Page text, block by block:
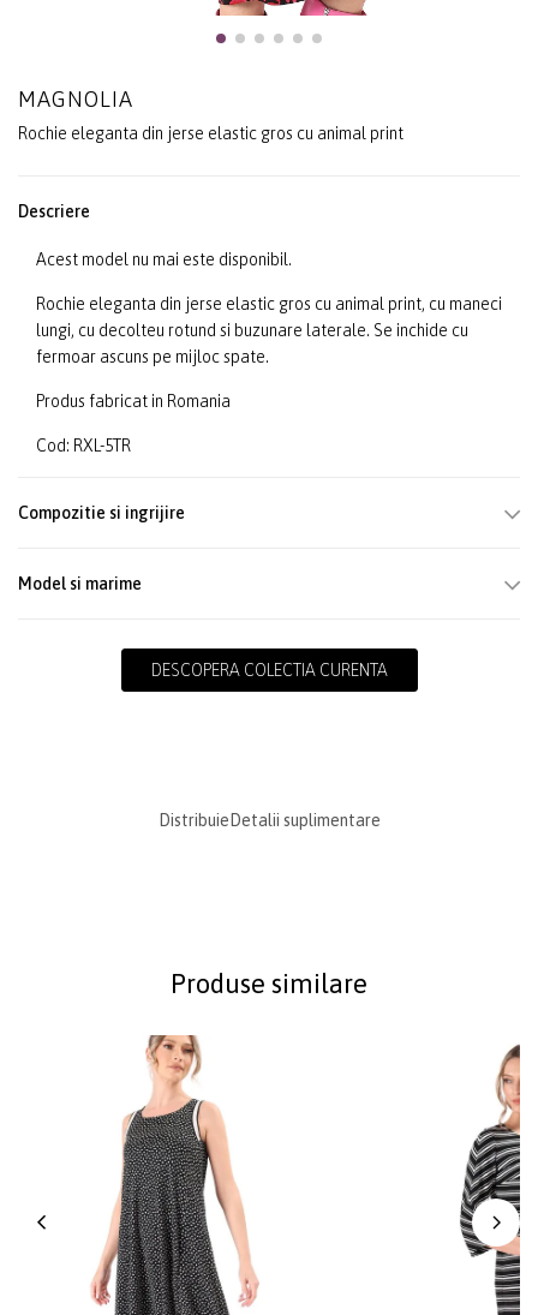
MAGNOLIA
Rochie eleganta din jerse elastic gros cu animal print
Descriere
Acest model nu mai este disponibil.
Rochie eleganta din jerse elastic gros cu animal print, cu maneci
lungi, cu decolteu rotund si buzunare laterale. Se inchide cu
fermoar ascuns pe mijloc spate.
Produs fabricat in Romania
Cod: RXL-5TR
Compozitie si ingrijire
Model si marime
DESCOPERA COLECTIA CURENTA
Distribuie Detalii suplimentare
Produse similare